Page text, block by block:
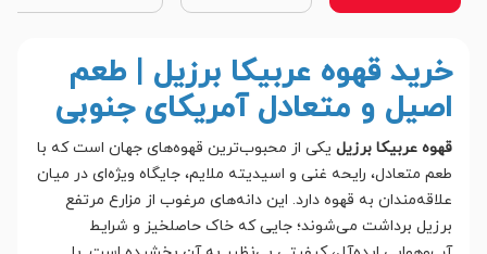
خرید قهوه عربیکا برزیل | طعم
اصیل و متعادل آمریکای جنوبی
قهوه عربیکا برزیل یکی از محبوب‌ترین قهوه‌های جهان است که با
طعم متعادل، رایحه غنی و اسیدیته ملایم، جایگاه ویژه‌ای در میان
علاقه‌مندان به قهوه دارد. این دانه‌های مرغوب از مزارع مرتفع
برزیل برداشت می‌شوند؛ جایی که خاک حاصلخیز و شرایط